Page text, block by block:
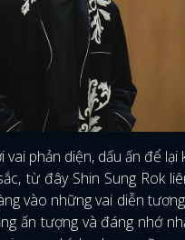
vai phản diện, dấu ấn để
từ đây Shin Sung Rok
vào những vai diễn
ấn tượng và đáng nhớ